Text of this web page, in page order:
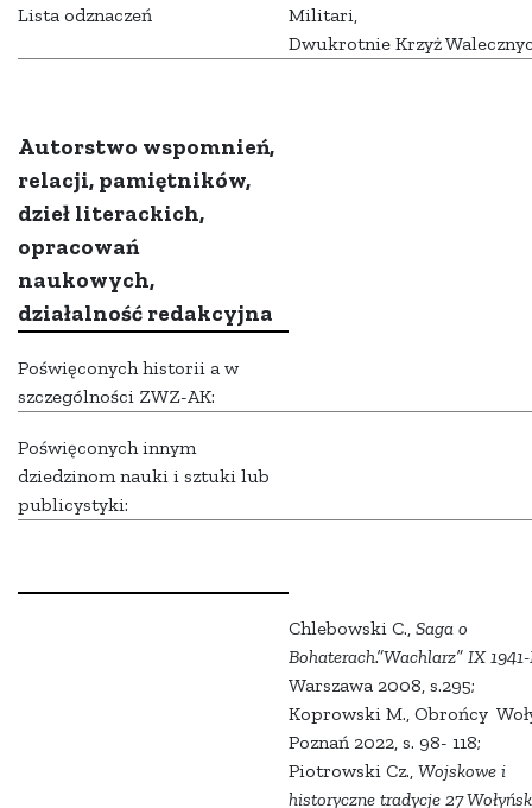
Lista odznaczeń
Militari,
Dwukrotnie Krzyż
Autorstwo wspomnień,
relacji, pamiętników,
dzieł literackich,
opracowań
naukowych,
działalność redakcyjna
Poświęconych historii a w
szczególności ZWZ-AK:
Poświęconych innym
dziedzinom nauki i sztuki lub
publicystyki:
Chlebowski C., Saga o
Bohaterach.”Wachlarz” IX
Warszawa 2008, s.295;
Koprowski M., Obrońcy
Poznań 2022, s. 98- 118;
Piotrowski Cz., Wojskowe i
historyczne tradycje 27